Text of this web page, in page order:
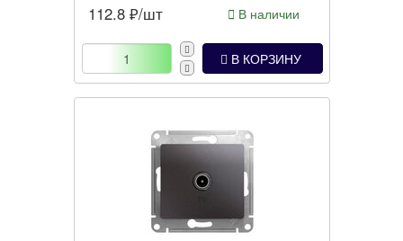
112.8 ₽/шт В наличии
В КОРЗИНУ